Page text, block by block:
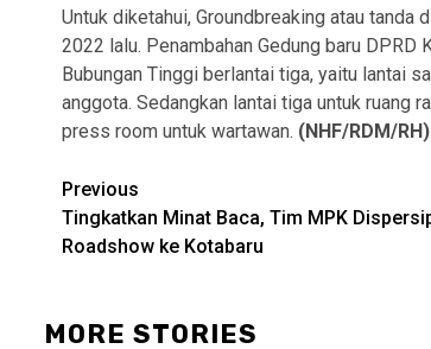
Untuk diketahui, Groundbreaking atau tanda
2022 lalu. Penambahan Gedung baru
Bubungan Tinggi berlantai tiga, yaitu lantai
anggota. Sedangkan lantai tiga untuk ruang
press room untuk wartawan. (NHF/RDM/RH)
Continue
Reading
Previous
Tingkatkan Minat Baca, Tim MPK
Roadshow ke Kotabaru
MORE STORIES